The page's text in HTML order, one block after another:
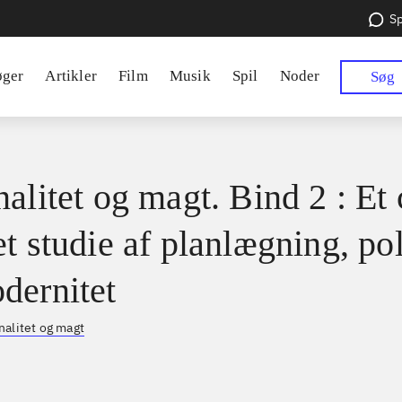
Artikler Film Musik Spil Noder Søg
og magt. Bind 2 : Et
studie af planlægning,
og magt